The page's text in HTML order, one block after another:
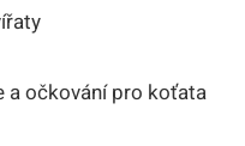
a očkování pro​ koťata